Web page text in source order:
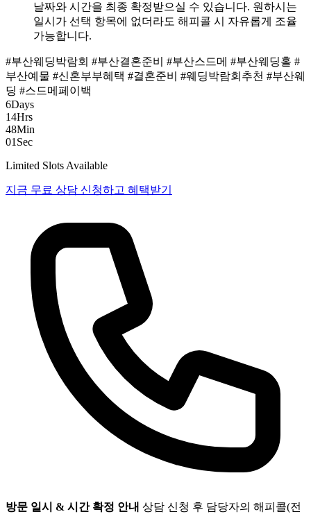
날짜와 시간을 최종 확정받으실 수 있습니다. 원하시는
일시가 선택 항목에 없더라도 해피콜 시 자유롭게 조율
가능합니다.
#부산웨딩박람회 #부산결혼준비 #부산스드메 #부산웨딩홀 #
부산예물 #신혼부부혜택 #결혼준비 #웨딩박람회추천 #부산웨
딩 #스드메페이백
6Days
14Hrs
48Min
00 Sec
Limited Slots Available
지금 무료 상담 신청하고 혜택받기
방문 일시 & 시간 확정 안내 상담 신청 후 담당자의 해피콜(전